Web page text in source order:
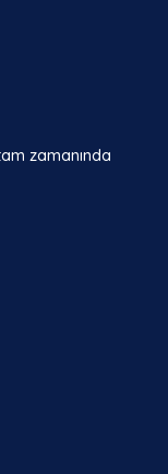
zamanında